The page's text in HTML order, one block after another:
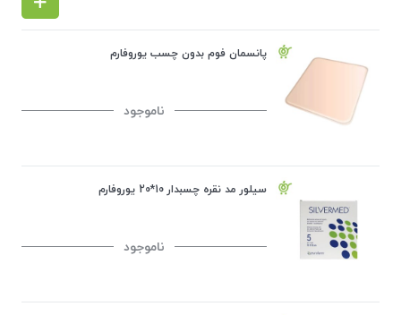
پانسمان فوم بدون چسب یوروفارم
ناموجود
سیلور مد نقره چسبدار 10*20 یوروفارم
ناموجود